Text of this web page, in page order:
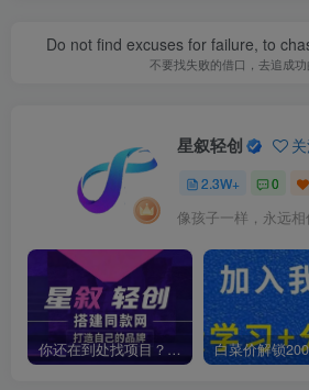
Do not find excuses for failure, to
不要找失败的借口，去追成
星叙轻创
2.3W+ 0
像孩子一样，永远
你还在到处找项目？还在当韭菜？我靠卖项目一个月收入5万+，曾经我也是个失败者。